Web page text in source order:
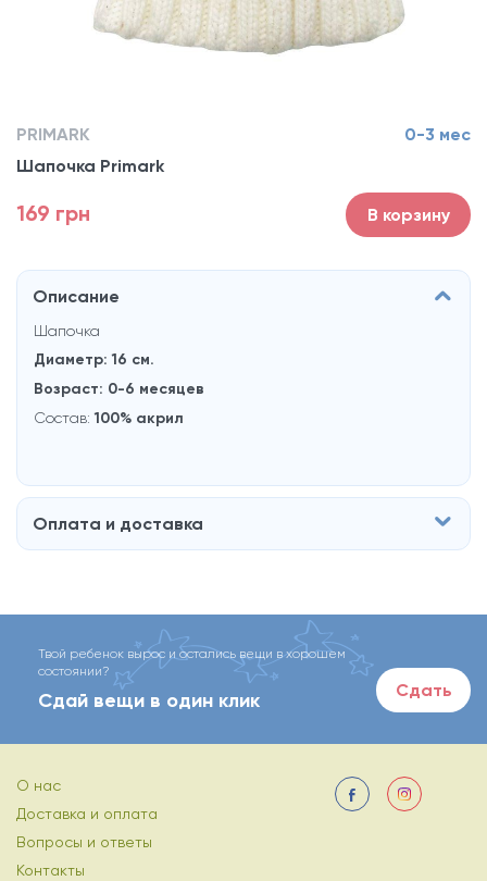
PRIMARK
0-3 мес
Шапочка Primark
169 грн В корзину
Описание
Шапочка
Диаметр: 16 см.
Возраст: 0-6 месяцев
Состав: 100% акрил
Оплата и доставка
Твой ребенок вырос и остались вещи в хорошем
состоянии?
Сдай вещи в один клик Сдать
О нас
Доставка и оплата
Вопросы и ответы
Контакты